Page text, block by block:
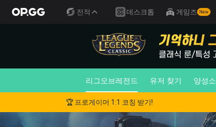
전적 데스크톱 게임즈 New
리그오브레전드 유저 찾기 양성소
🏆 프로게이머 1:1 코칭 받기!